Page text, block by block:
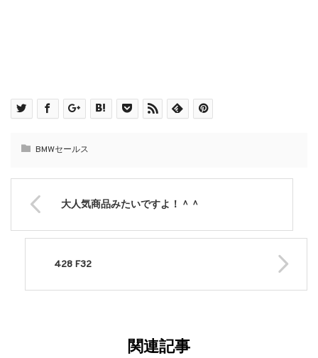
BMWセールス
大人気商品みたいですよ！＾＾
428 F32
関連記事